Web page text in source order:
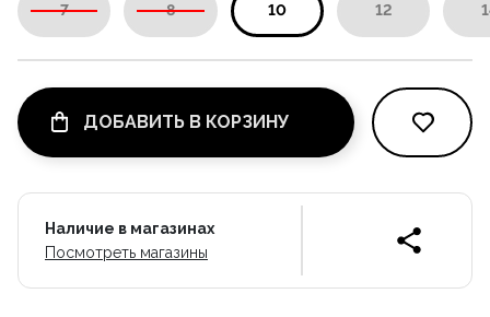
7 8 10 12
ДОБАВИТЬ В КОРЗИНУ
Наличие в магазинах
Посмотреть магазины